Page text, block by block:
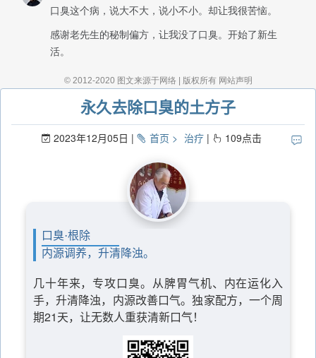
永久去除口臭的土方子
2023年12月05日 首页 治疗 109点击
口臭·根除
内源调养，升清降浊。
几十年来，专攻口臭。从脾胃气机、内在运化入
手，升清降浊，内源改善口气。独家配方，一个周
期21天，让无数人重获清新口气！